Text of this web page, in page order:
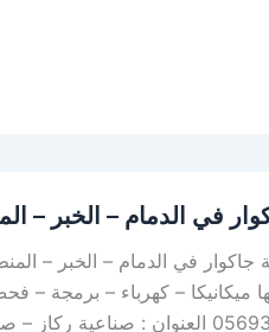
في الدمام – الخبر –
في الدمام – الخبر –
ميكانيكا – كهرباء –